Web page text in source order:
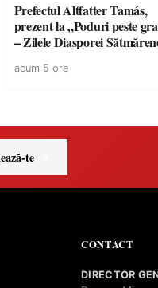
Prefectul Altfatter Tamás,
prezent la „Poduri peste
– Zilele Diasporei
acum 5 ore
te
CONTACT
DIRECTOR